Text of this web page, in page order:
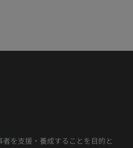
を支援・養成することを目的と